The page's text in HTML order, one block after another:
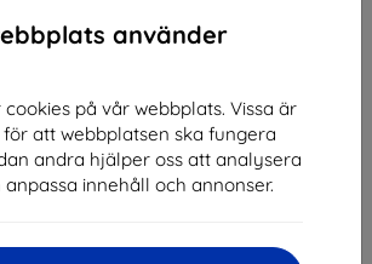
använder
på vår webbplats. Vissa är
att webbplatsen ska fungera
andra hjälper oss att analysera
innehåll och annonser.